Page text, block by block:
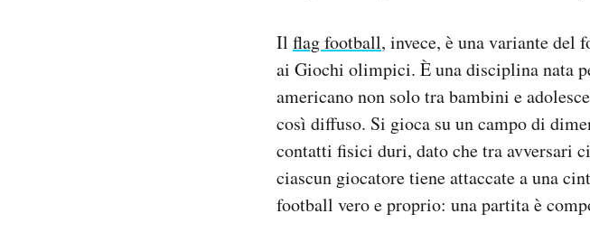
Il flag football, invece, è una variante del
ai Giochi olimpici. È una disciplina nata
americano non solo tra bambini e
così diffuso. Si gioca su un campo di
contatti fisici duri, dato che tra avversari
ciascun giocatore tiene attaccate a una
football vero e proprio: una partita è